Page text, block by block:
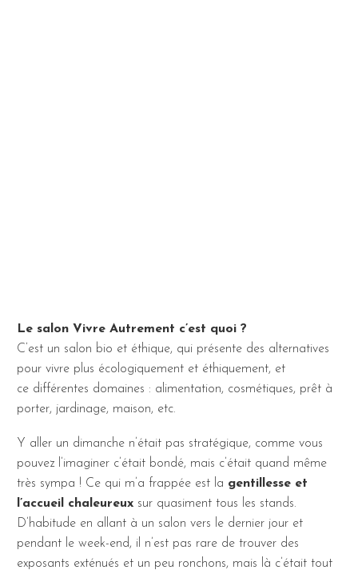
Le salon Vivre Autrement c’est quoi ?
C’est un salon bio et éthique, qui présente des alternatives
pour vivre plus écologiquement et éthiquement, et
ce différentes domaines : alimentation, cosmétiques, prêt à
porter, jardinage, maison, etc.
Y aller un dimanche n’était pas stratégique, comme vous
pouvez l’imaginer c’était bondé, mais c’était quand même
très sympa ! Ce qui m’a frappée est la gentillesse et
l’accueil chaleureux sur quasiment tous les stands.
D’habitude en allant à un salon vers le dernier jour et
pendant le week-end, il n’est pas rare de trouver des
exposants exténués et un peu ronchons, mais là c’était tout